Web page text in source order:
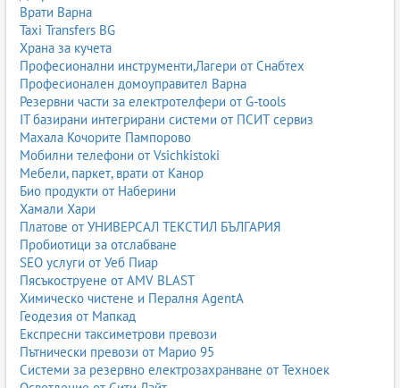
Врати Варна
Taxi Transfers BG
Храна за кучета
Професионални инструменти,Лагери от Снабтех
Професионален домоуправител Варна
Резервни части за електротелфери от G-tools
IT базирани интегрирани системи от ПСИТ сервиз
Махала Кочорите Пампорово
Мобилни телефони от Vsichkistoki
Мебели, паркет, врати от Канор
Био продукти от Наберини
Хамали Хари
Платове от УНИВЕРСАЛ ТЕКСТИЛ БЪЛГАРИЯ
Пробиотици за отслабване
SEO услуги от Уеб Пиар
Пясъкоструене от AMV BLAST
Химическо чистене и Пералня AgentA
Геодезия от Мапкад
Експресни таксиметрови превози
Пътнически превози от Марио 95
Системи за резервно електрозахранване от Техноек